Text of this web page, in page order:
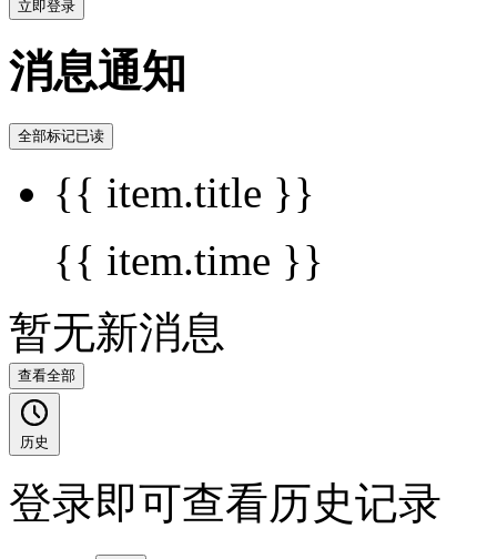
立即登录
消息通知
全部标记已读
{{ item.title }}
{{ item.time }}
暂无新消息
查看全部
历史
登录即可查看历史记录